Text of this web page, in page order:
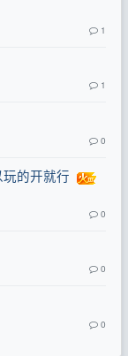
1
1
0
的开就行
0
0
0